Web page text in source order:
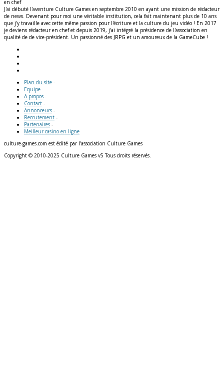
en chef
J'ai débuté l'aventure Culture Games en septembre 2010 en ayant une mission de rédacteur
de news. Devenant pour moi une véritable institution, cela fait maintenant plus de 10 ans
que j'y travaille avec cette même passion pour l'écriture et la culture du jeu vidéo ! En 2017
je deviens rédacteur en chef et depuis 2019, j'ai intégré la présidence de l'association en
qualité de de vice-président. Un passionné des JRPG et un amoureux de la GameCube !
Plan du site -
Equipe -
A propos -
Contact -
Annonceurs -
Recrutement -
Partenaires -
Meilleur casino en ligne
culture-games.com est édité par l'association Culture Games
Copyright © 2010-2025 Culture Games v5 Tous droits réservés.